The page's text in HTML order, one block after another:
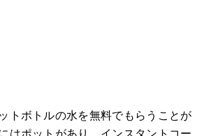
トボトルの水を無料でもらうことが